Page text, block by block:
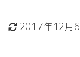
更新日
2017年12月